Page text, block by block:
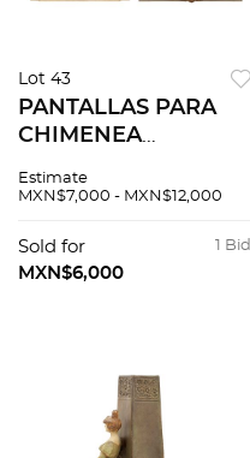
Lot 43
PANTALLAS PARA
CHIMENEA
en madera dorada
POINT. 2 piezas
Estimate
MXN$7,000 - MXN$12,000
1 Bid
Sold for
MXN$6,000